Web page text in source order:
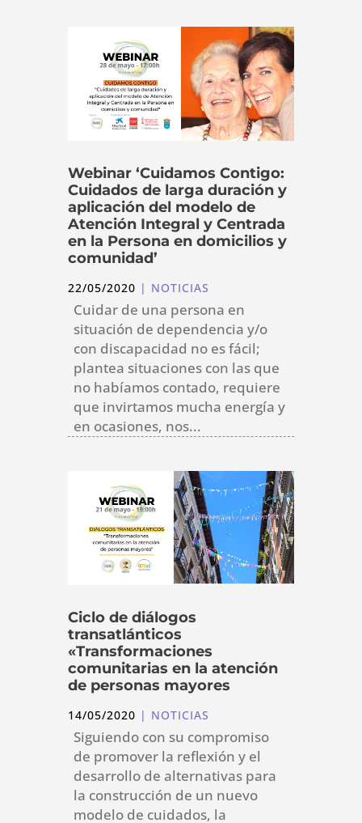
Webinar ‘Cuidamos Contigo:
Cuidados de larga duración y
aplicación del modelo de
Atención Integral y Centrada
en la Persona en domicilios y
comunidad’
22/05/2020 | NOTICIAS
Cuidar de una persona en
situación de dependencia y/o
con discapacidad no es fácil;
plantea situaciones con las que
no habíamos contado, requiere
que invirtamos mucha energía y
en ocasiones, nos...
Ciclo de diálogos
transatlánticos
«Transformaciones
comunitarias en la atención
de personas mayores
14/05/2020 | NOTICIAS
Siguiendo con su compromiso
de promover la reflexión y el
desarrollo de alternativas para
la construcción de un nuevo
modelo de cuidados, la